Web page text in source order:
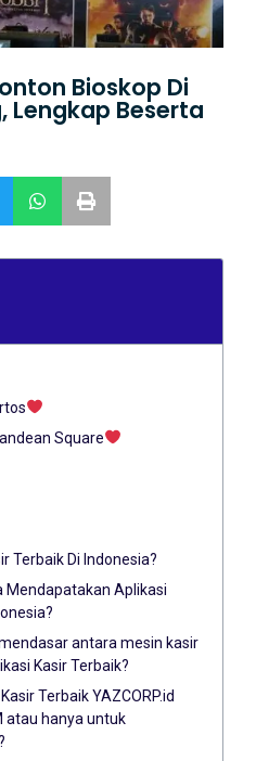
Bioskop Di
Lengkap Beserta
Square
Terbaik Di Indonesia?
Mendapatakan Aplikasi
antara mesin kasir
Kasir Terbaik?
Terbaik YAZCORP.id
atau hanya untuk